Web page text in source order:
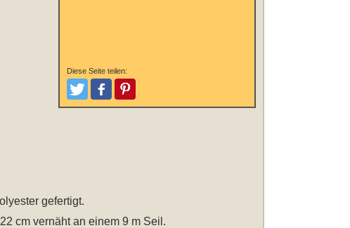
Diese Seite teilen:
TweetenPostenPinterest
gefertigt.
cm vernäht an einem 9 m Seil.